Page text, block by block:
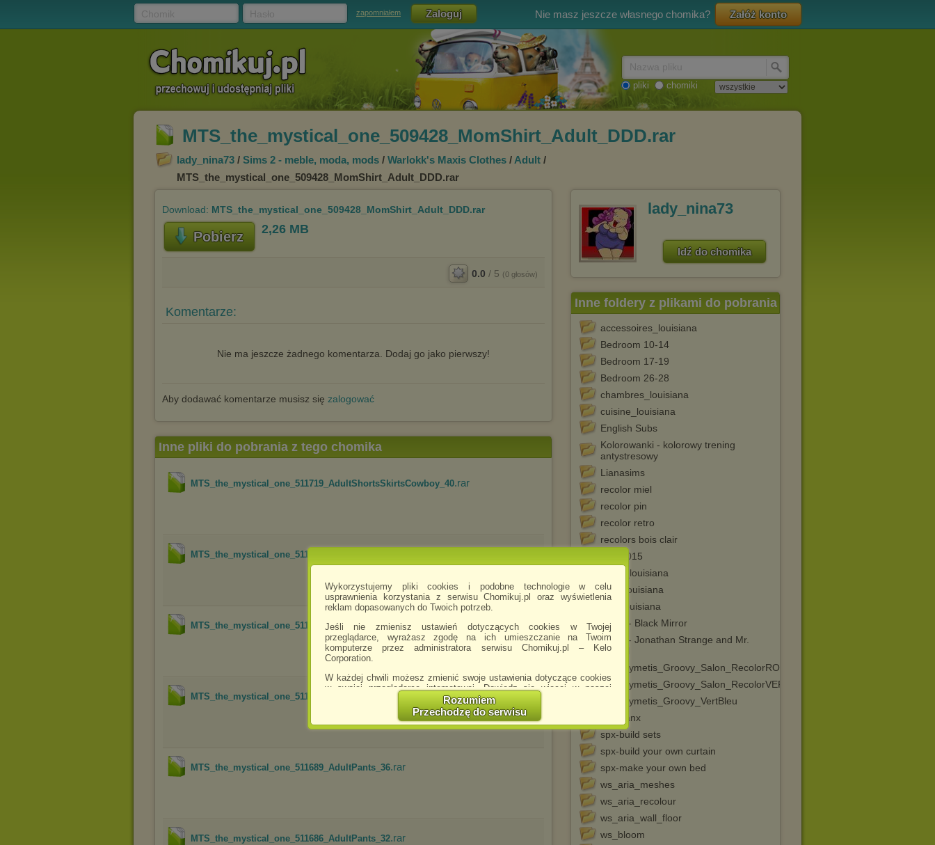
Wykorzystujemy pliki cookies i podobne technologie w celu
usprawnienia korzystania z serwisu Chomikuj.pl oraz wyświetlenia
reklam dopasowanych do Twoich potrzeb.
Jeśli nie zmienisz ustawień dotyczących cookies w Twojej
przeglądarce, wyrażasz zgodę na ich umieszczanie na Twoim
komputerze przez administratora serwisu Chomikuj.pl – Kelo
Corporation.
W każdej chwili możesz zmienić swoje ustawienia dotyczące cookies
w swojej przeglądarce internetowej. Dowiedz się więcej w naszej
http://chomikuj.pl/PolitykaPrywatnosci.aspx
Jednocześnie informujemy że zmiana ustawień przeglądarki może
spowodować ograniczenie korzystania ze strony Chomikuj.pl.
W przypadku braku twojej zgody na akceptację cookies niestety
Zaufanych Partnerów
(dostosowanie reklam do Twoich potrzeb, analiza skuteczności działań
Wyrażenie sprzeciwu spowoduje, że wyświetlana Ci reklama nie
będzie dopasowana do Twoich preferencji, a będzie to reklama
wyświetlona przypadkowo.
Rozumiem
Przechodzę do serwisu
zapomniałem Nie masz jeszcze własnego chomika? Załóż konto
pliki chomiki
MTS_the_mystical_one_509428_MomShirt_Adult_DDD.rar
lady_nina73 / Sims 2 - meble, moda, mods / Warlokk's Maxis Clothes / Adult /
MTS_the_mystical_one_509428_MomShirt_Adult_DDD.rar
Download: MTS_the_mystical_one_509428_MomShirt_Adult_DDD.rar
Pobierz 2,26 MB
0.0 / 5 (0 głosów)
Komentarze:
Nie ma jeszcze żadnego komentarza. Dodaj go jako pierwszy!
Aby dodawać komentarze musisz się zalogować
lady_nina73
Idź do chomika
Inne foldery z plikami do pobrania
accessoires_louisiana
Bedroom 10-14
Bedroom 17-19
Bedroom 26-28
chambres_louisiana
cuisine_louisiana
English Subs
Kolorowanki - kolorowy trening
antystresowy
Lianasims
recolor miel
recolor pin
recolor retro
recolors bois clair
S03.2015
salon_louisiana
sam_louisiana
sdb_louisiana
Serial - Black Mirror
Serial - Jonathan Strange and Mr.
Norrell
Set_Mymetis_Groovy_Salon_RecolorROUGE
Set_Mymetis_Groovy_Salon_RecolorVERT
Set_Mymetis_Groovy_VertBleu
Simplanx
spx-build sets
spx-build your own curtain
spx-make your own bed
ws_aria_meshes
ws_aria_recolour
ws_aria_wall_floor
ws_bloom
Inne pliki do pobrania z tego chomika
MTS_the_mystical_one_511719_AdultShortsSkirtsCowboy_40.rar
MTS_the_mystical_one_511703_AdultShortsSkirtsCowboy_32
MTS_the_mystical_one_511698_AdultPants_40.rar
MTS_the_mystical_one_511691_AdultPants_38 .rar
MTS_the_mystical_one_511689_AdultPants_36.rar
MTS_the_mystical_one_511686_AdultPants_32.rar